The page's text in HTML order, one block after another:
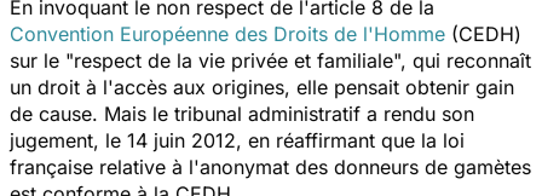
En invoquant le non respect de l'article 8 de la
Convention Européenne des Droits de l'Homme (CEDH)
sur le "respect de la vie privée et familiale", qui reconnaît
un droit à l'accès aux origines, elle pensait obtenir gain
de cause. Mais le tribunal administratif a rendu son
jugement, le 14 juin 2012, en réaffirmant que la loi
française relative à l'anonymat des donneurs de gamètes